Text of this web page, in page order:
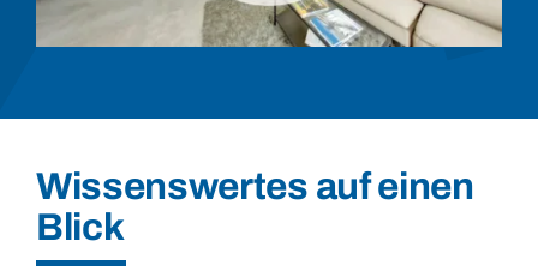
Wissenswertes auf einen
Blick